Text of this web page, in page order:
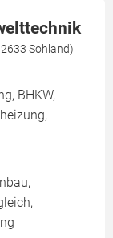
Sohland)
BHKW,